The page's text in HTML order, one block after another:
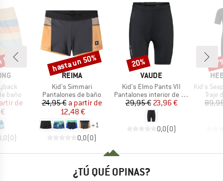
baño
reducido
de
(0)
MARCA
REIMA
Artículo
Kid's Simmari
Product group
Pantalones de baño
Precio
24,95 € Precio reducido
a partir de
12,48 €
+1
0,0(0)
Descuento
hasta un 50%
MARCA
VAUDE
Artículo
Kid's Elmo Pants VII
Product group
Pantalones interior de ciclismo
Precio
29,95 €Precio reducido
23,96 €
0,0(0)
Descuento
20%
Artículo
Kid's
Traje
¿TÚ QUÉ OPINAS?